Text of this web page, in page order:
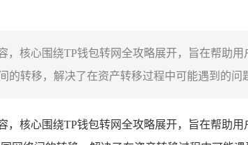
，核心围绕TP钱包转网全攻略展开，旨在帮助
的转移，解决了在资产转移过程中可能遇到的
，核心围绕TP钱包转网全攻略展开，旨在帮助